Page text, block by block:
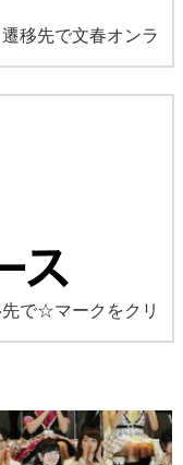
遷移先で文春オンラ
先で☆マークをクリ